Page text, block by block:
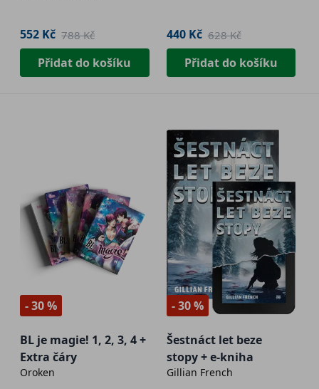
552 Kč 788 Kč
Přidat do košíku
440 Kč 628 Kč
Přidat do košíku
- 30 %
BL je magie! 1, 2, 3, 4 +
Extra čáry
Oroken
- 30 %
Šestnáct let beze
stopy + e-kniha
Gillian French